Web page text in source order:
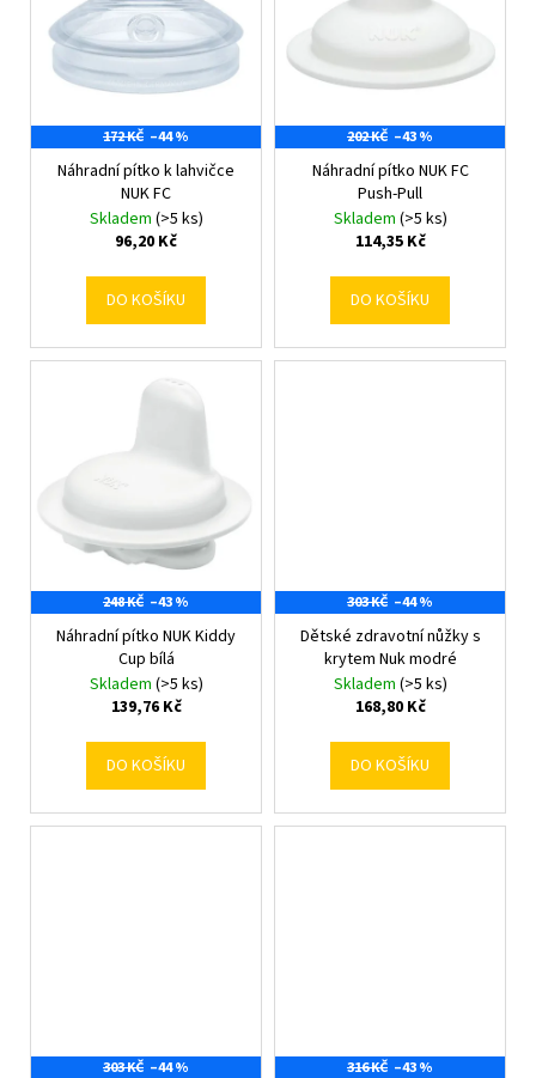
o
d
172 KČ –44 %
Náhradní pítko k lahvičce
NUK FC
Skladem (>5 ks)
96,20 Kč
DO KOŠÍKU
202 KČ –43 %
Náhradní pítko NUK FC
Push-Pull
Skladem (>5 ks)
114,35 Kč
DO KOŠÍKU
248 KČ –43 %
Náhradní pítko NUK Kiddy
Cup bílá
Skladem (>5 ks)
139,76 Kč
DO KOŠÍKU
303 KČ –44 %
Dětské zdravotní nůžky s
krytem Nuk modré
Skladem (>5 ks)
168,80 Kč
DO KOŠÍKU
303 KČ –44 % 316 KČ –43 %
t
?
HLEDAT
e